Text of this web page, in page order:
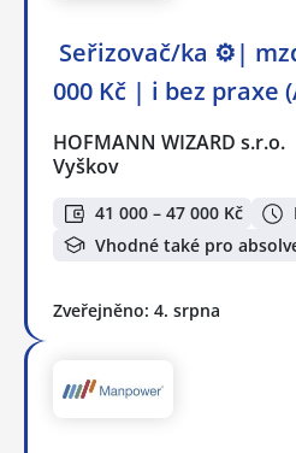
Seřizovač/ka ⚙️|
000 Kč | i bez praxe
HOFMANN WIZARD s.r.o.
Vyškov
41 000 – 47 000 Kč
Vhodné také pro
Zveřejněno: 4. srpna